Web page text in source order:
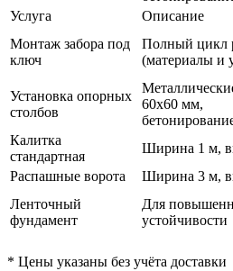
Услуга Описание
Монтаж забора под
ключ
Полный цикл
(материалы и
Установка опорных
столбов
60х60 мм,
Калитка
стандартная
Ширина 1 м,
Распашные ворота
Ширина 3 м,
Ленточный
фундамент
Для
устойчивости
* Цены указаны без учёта доставки